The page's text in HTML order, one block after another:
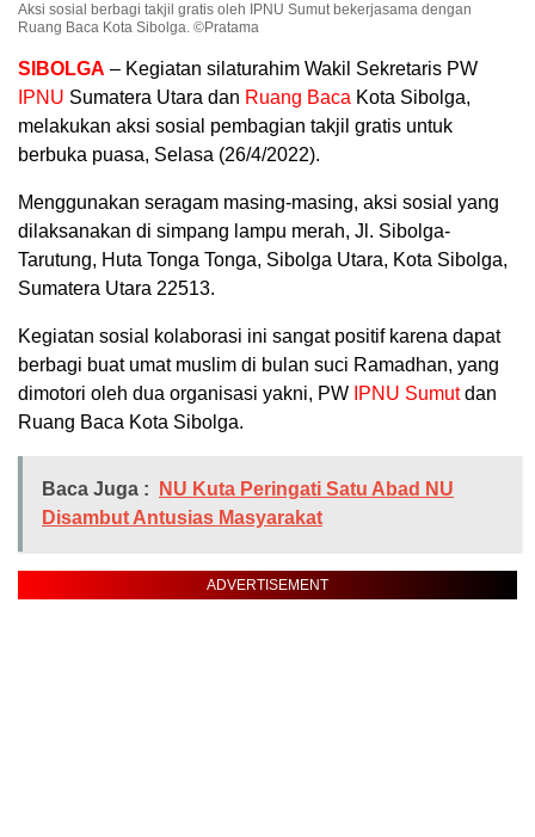
Aksi sosial berbagi takjil gratis oleh IPNU Sumut bekerjasama dengan
Ruang Baca Kota Sibolga. ©Pratama
SIBOLGA – Kegiatan silaturahim Wakil Sekretaris PW
IPNU Sumatera Utara dan Ruang Baca Kota Sibolga,
melakukan aksi sosial pembagian takjil gratis untuk
berbuka puasa, Selasa (26/4/2022).
Menggunakan seragam masing-masing, aksi sosial yang
dilaksanakan di simpang lampu merah, Jl. Sibolga-
Tarutung, Huta Tonga Tonga, Sibolga Utara, Kota Sibolga,
Sumatera Utara 22513.
Kegiatan sosial kolaborasi ini sangat positif karena dapat
berbagi buat umat muslim di bulan suci Ramadhan, yang
dimotori oleh dua organisasi yakni, PW IPNU Sumutdan
Ruang Baca Kota Sibolga.
Baca Juga :
NU Kuta Peringati Satu Abad NU
Disambut Antusias Masyarakat
ADVERTISEMENT